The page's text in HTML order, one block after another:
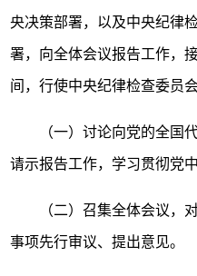
央决策部署，以及中央纪律
署，向全体会议报告工作，
间，行使中央纪律检查委员
（一）讨论向党的全国代
请示报告工作，学习贯彻党
（二）召集全体会议，对
事项先行审议、提出意见。